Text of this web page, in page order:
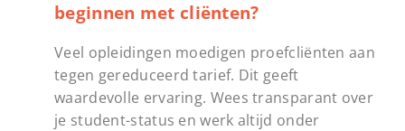
beginnen met cliënten?
Veel opleidingen moedigen proefcliënten aan
tegen gereduceerd tarief. Dit geeft
waardevolle ervaring. Wees transparant over
je student-status en werk altijd onder